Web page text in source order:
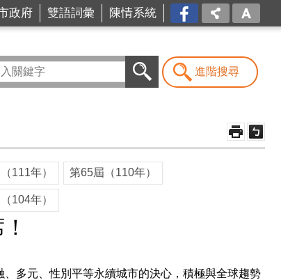
政府 雙語詞彙 陳情系統
台北
市商
我是
商Ya
人
進階搜尋
111年） 第65屆（110年）
104年）
多元、性別平等永續城市的決心，積極與全球趨勢